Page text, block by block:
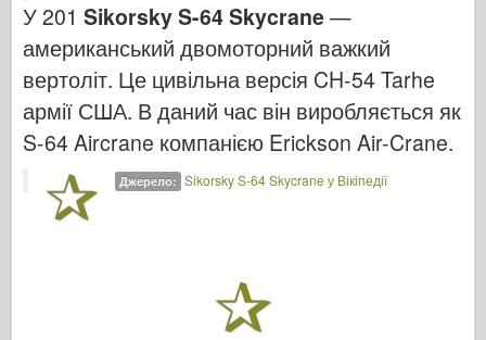
Дніпромодель
Дракон
Едуард
Модель E.T.
Тонкі форми
Сили Доблесті
ФріулМодель
У 201 Sikorsky S-64 Skycrane—
американський двомоторний важкий
вертоліт. Це цивільна версія CH-54 Tarhe
армії США. В даний час він виробляється як
S-64 Aircrane компанією Erickson Air-Crane.
Джерело: Sikorsky S-64 Skycrane у Вікіпедії